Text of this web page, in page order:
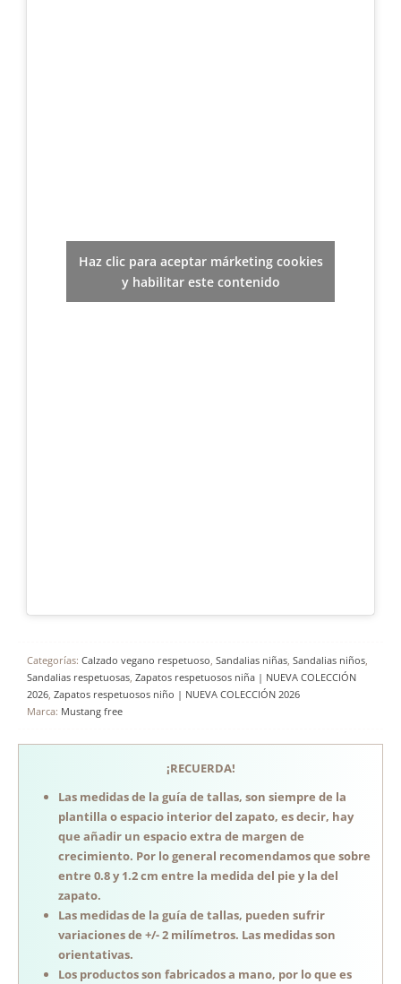
Haz clic para aceptar márketing cookies
y habilitar este contenido
Categorías: Calzado vegano respetuoso Sandalias niñas Sandalias niños
Sandalias respetuosas Zapatos respetuosos niña | NUEVA COLECCIÓN
2026 Zapatos respetuosos niño | NUEVA COLECCIÓN 2026
Marca: Mustang free
¡RECUERDA!
Las medidas de la guía de tallas, son siempre de la
plantilla o espacio interior del zapato, es decir, hay
que añadir un espacio extra de margen de
crecimiento. Por lo general recomendamos que sobre
entre 0.8 y 1.2 cm entre la medida del pie y la del
zapato.
Las medidas de la guía de tallas, pueden sufrir
variaciones de +/- 2 milímetros. Las medidas son
orientativas.
Los productos son fabricados a mano, por lo que es